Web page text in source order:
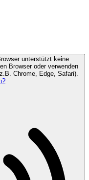
unterstützt keine
Browser oder verwenden
Chrome, Edge, Safari).